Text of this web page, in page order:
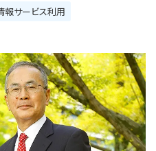
報サービス利用